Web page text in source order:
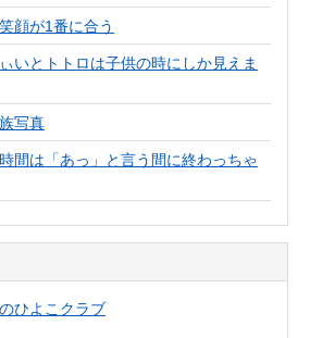
顔が1番に合う
いとトトロは子供の時にしか見えま
写真
間は「あっ」と言う間に終わっちゃ
ひよこクラブ